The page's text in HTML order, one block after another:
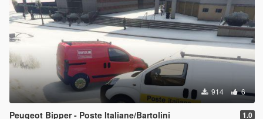
914 6
Peugeot Bipper - Poste Italiane/Bartolini 1.0